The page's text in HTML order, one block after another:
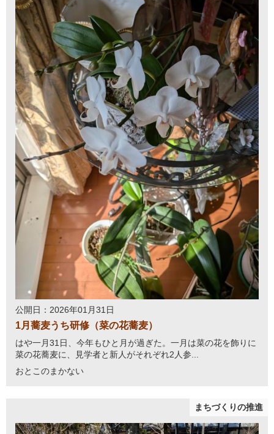
公開日：2026年01月31日
1月蕎麦うち研修（菜の花蕎麦）
はや一月31日、今年もひと月が過ぎた。一月は菜の花を飾りに
菜の花蕎麦に、見学者と新人がそれぞれ2人参...
おとこのまかない
まちづくりの推進